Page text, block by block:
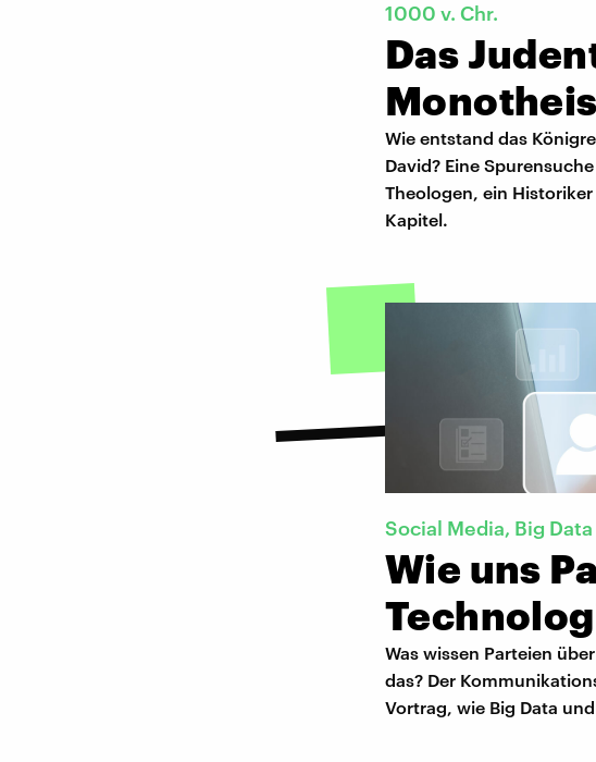
1000 v. Chr.
Das
Wie entstand das
David? Eine
Theologen, ein
Kapitel.
Social Media, Big Data
Wie uns
Was wissen Parteien
das? Der
Vortrag, wie Big Data